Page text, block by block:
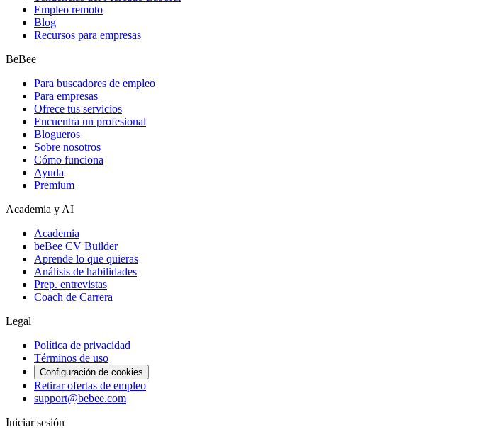
Empleo remoto
Blog
Recursos para empresas
BeBee
Para buscadores de empleo
Para empresas
Ofrece tus servicios
Encuentra un profesional
Blogueros
Sobre nosotros
Cómo funciona
Ayuda
Premium
Academia y AI
Academia
beBee CV Builder
Aprende lo que quieras
Análisis de habilidades
Prep. entrevistas
Coach de Carrera
Legal
Política de privacidad
Términos de uso
Configuración de cookies
Retirar ofertas de empleo
support@bebee.com
Iniciar sesión